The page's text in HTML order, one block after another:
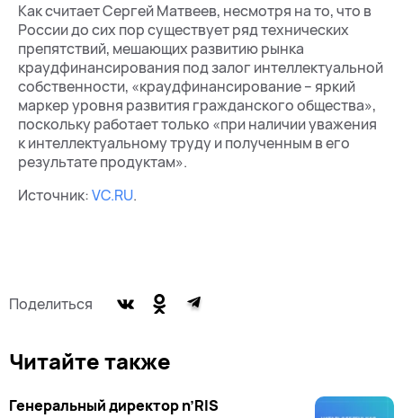
Как считает Сергей Матвеев, несмотря на то, что в
России до сих пор существует ряд технических
препятствий, мешающих развитию рынка
краудфинансирования под залог интеллектуальной
собственности, «краудфинансирование – яркий
маркер уровня развития гражданского общества»,
поскольку работает только «при наличии уважения
к интеллектуальному труду и полученным в его
результате продуктам».
Источник:VC.RU.
Поделиться
Читайте также
Генеральный директор n’RIS